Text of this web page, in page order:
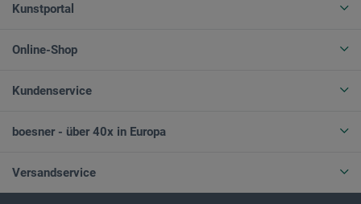
Kunstportal
Online-Shop
Kundenservice
boesner - über 40x in Europa
Versandservice